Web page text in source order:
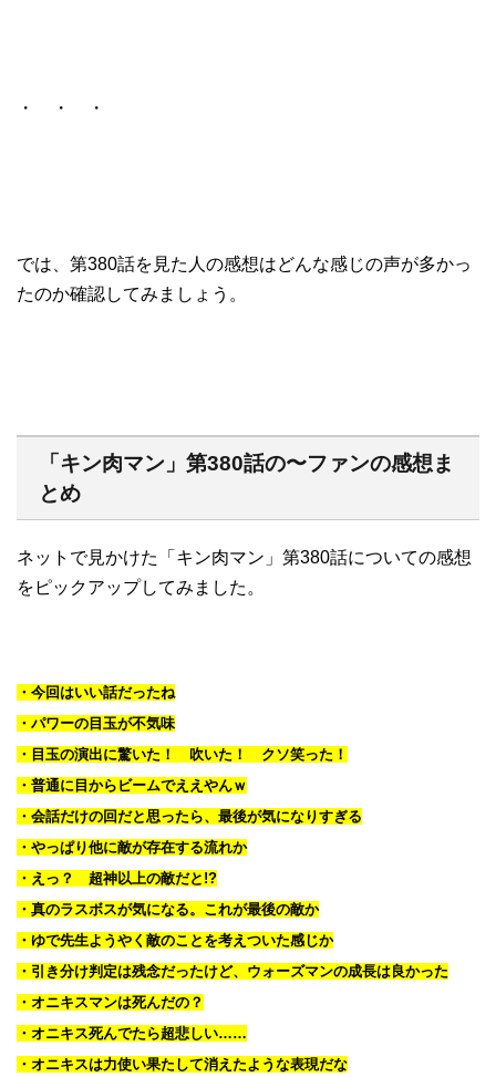
・ ・ ・
では、第380話を見た人の感想はどんな感じの声が多かっ
たのか確認してみましょう。
「キン肉マン」第380話の〜ファンの感想ま
とめ
ネットで見かけた「キン肉マン」第380話についての感想
をピックアップしてみました。
・今回はいい話だったね
・パワーの目玉が不気味
・目玉の演出に驚いた！ 吹いた！ クソ笑った！
・普通に目からビームでええやんｗ
・会話だけの回だと思ったら、最後が気になりすぎる
・やっぱり他に敵が存在する流れか
・えっ？ 超神以上の敵だと!?
・真のラスボスが気になる。これが最後の敵か
・ゆで先生ようやく敵のことを考えついた感じか
・引き分け判定は残念だったけど、ウォーズマンの成長は良かった
・オニキスマンは死んだの？
・オニキス死んでたら超悲しい……
・オニキスは力使い果たして消えたような表現だな